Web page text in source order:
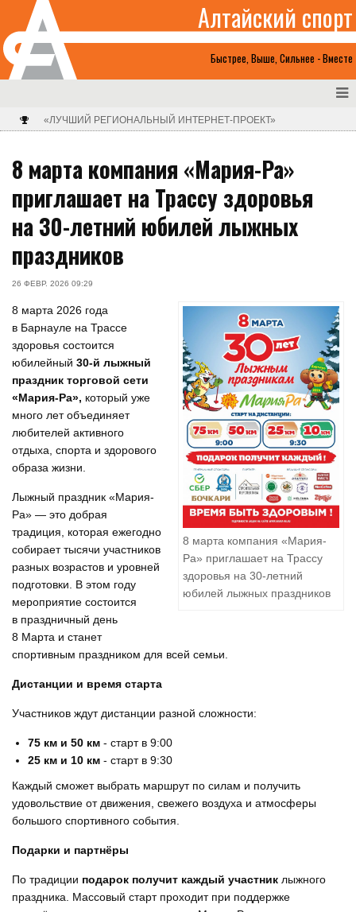
Быстрее, Выше, Сильнее - Вместе
Алтайский спорт
«ЛУЧШИЙ РЕГИОНАЛЬНЫЙ ИНТЕРНЕТ-ПРОЕКТ»
8 марта компания «Мария-Ра»
приглашает на Трассу здоровья
на 30-летний юбилей лыжных
праздников
26 ФЕВР. 2026 09:29
8 марта компания «Мария-
Ра» приглашает на Трассу
здоровья на 30-летний
юбилей лыжных праздников
8 марта 2026 года
в Барнауле на Трассе
здоровья состоится
юбилейный 30-й лыжный
праздник торговой сети
«Мария-Ра», который уже
много лет объединяет
любителей активного
отдыха, спорта и здорового
образа жизни.
Лыжный праздник «Мария-
Ра» — это добрая
традиция, которая ежегодно
собирает тысячи участников
разных возрастов и уровней
подготовки. В этом году
мероприятие состоится
в праздничный день
8 Марта и станет
спортивным праздником для всей семьи.
Дистанции и время старта
Участников ждут дистанции разной сложности:
75 км и 50 км - старт в 9:00
25 км и 10 км - старт в 9:30
Каждый сможет выбрать маршрут по силам и получить
удовольствие от движения, свежего воздуха и атмосферы
большого спортивного события.
Подарки и партнёры
По традиции подарок получит каждый участник лыжного
праздника. Массовый старт проходит при поддержке